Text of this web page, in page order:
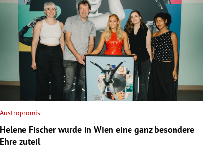
Austropromis
Helene Fischer wurde in Wien eine ganz besondere
Ehre zuteil